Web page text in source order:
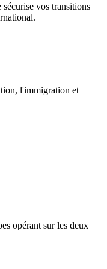
vos transitions
l'immigration et
opérant sur les deux